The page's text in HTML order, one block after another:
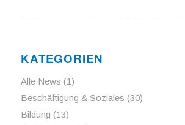
KATEGORIEN
Alle News (1)
Beschäftigung & Soziales (30)
Bildung (13)